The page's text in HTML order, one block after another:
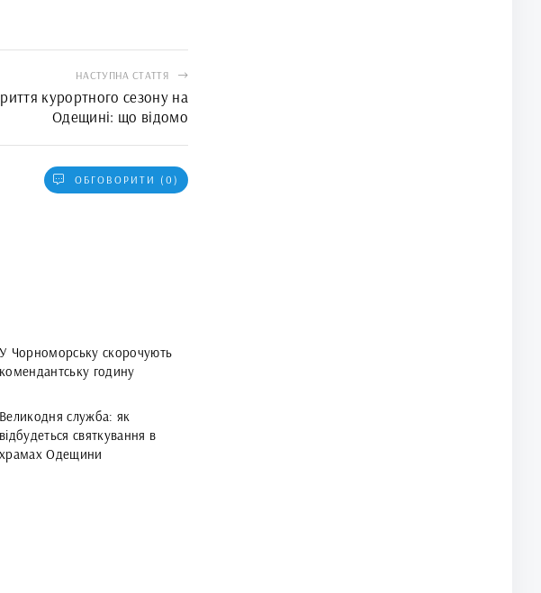
НАСТУПНА СТАТТЯ
курортного сезону на
Одещині: що відомо
ОБГОВОРИТИ (0)
У Чорноморську скорочують
комендантську годину
Великодня служба: як
відбудеться святкування в
храмах Одещини